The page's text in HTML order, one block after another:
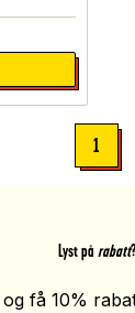
1
Lyst på rabatt?
få 10%